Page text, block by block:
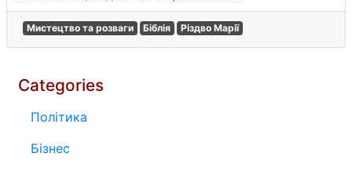
Мистецтво та розваги Біблія Різдво Марії
Categories
Політика
Бізнес